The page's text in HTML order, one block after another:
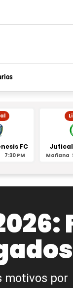
FC
7:30 PM Mañana
motivos por